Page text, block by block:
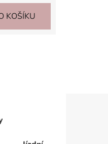
KOŠÍKU